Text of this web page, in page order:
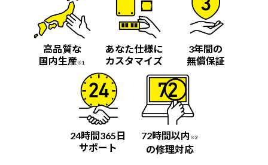
高品質な
国内生産※1
あなた仕様に
カスタマイズ
3年間の
無償保証
24時間365日
サポート
72時間以内 ※2
の修理対応